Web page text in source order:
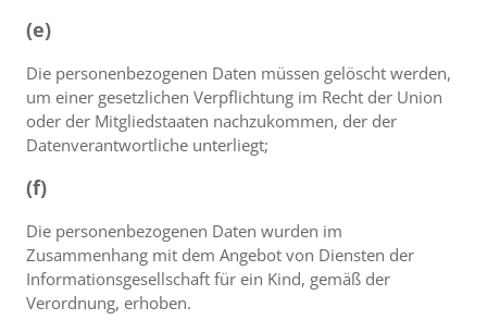
(e)
Die personenbezogenen Daten müssen gelöscht werden,
um einer gesetzlichen Verpflichtung im Recht der Union
oder der Mitgliedstaaten nachzukommen, der der
Datenverantwortliche unterliegt;
(f)
Die personenbezogenen Daten wurden im
Zusammenhang mit dem Angebot von Diensten der
Informationsgesellschaft für ein Kind, gemäß der
Verordnung, erhoben.